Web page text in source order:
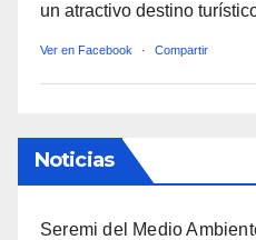
un atractivo destino
Ver en Facebook · Compartir
Noticias
Seremi del Medio